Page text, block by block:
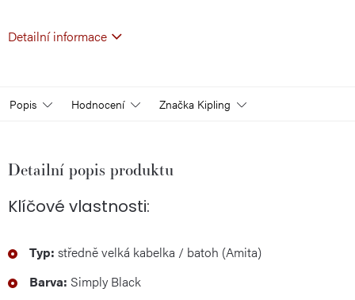
Detailní informace
Popis Hodnocení Značka Kipling
Detailní popis produktu
Klíčové vlastnosti:
Typ: středně velká kabelka / batoh (Amita)
Barva: Simply Black